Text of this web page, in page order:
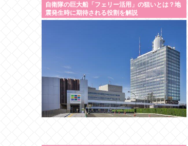
自衛隊の巨大船「フェリー活用」の狙いとは？地
震発生時に期待される役割を解説